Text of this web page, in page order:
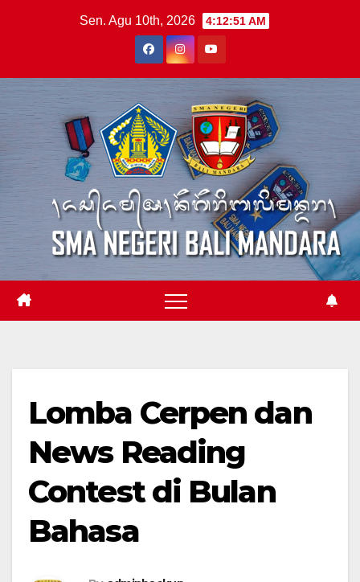
Sen. Agu 10th, 2026 4:12:52 AM
Lomba Cerpen dan
News Reading
Contest di Bulan
Bahasa